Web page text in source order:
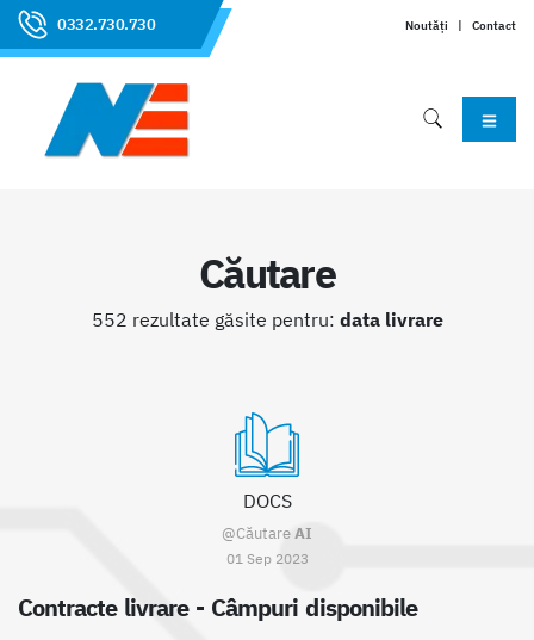
0332.730.730 Noutăți | Contact
Căutare
552 rezultate găsite pentru: data livrare
DOCS
@CăutareAI
01 Sep 2023
Contracte livrare - Câmpuri disponibile